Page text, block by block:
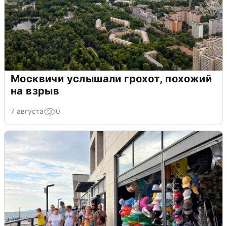
Москвичи услышали грохот, похожий
на взрыв
7 августа 0